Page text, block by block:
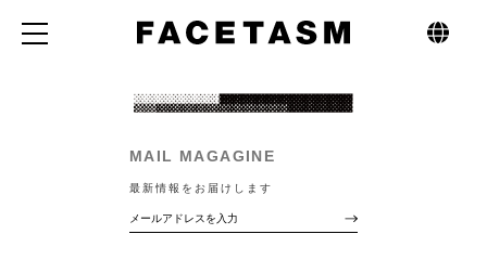
MAIL MAGAGINE
最新情報をお届けします